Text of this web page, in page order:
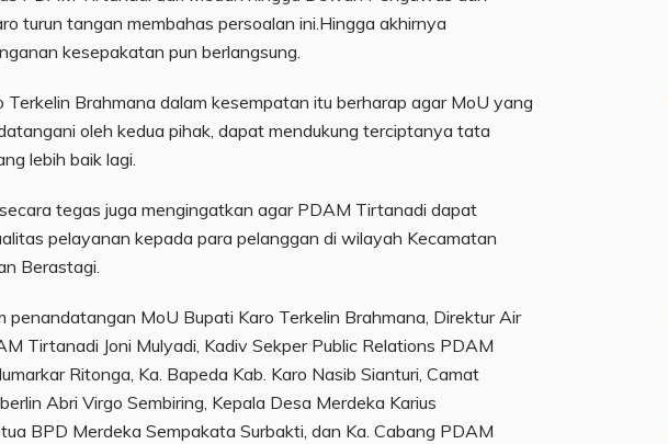
turun tangan membahas persoalan ini.Hingga akhirnya
kesepakatan pun berlangsung.
Terkelin Brahmana dalam kesempatan itu berharap agar MoU yang
oleh kedua pihak, dapat mendukung terciptanya tata
lebih baik lagi.
tegas juga mengingatkan agar PDAM Tirtanadi dapat
pelayanan kepada para pelanggan di wilayah Kecamatan
Berastagi.
penandatangan MoU Bupati Karo Terkelin Brahmana, Direktur Air
Tirtanadi Joni Mulyadi, Kadiv Sekper Public Relations PDAM
Ritonga, Ka. Bapeda Kab. Karo Nasib Sianturi, Camat
Abri Virgo Sembiring, Kepala Desa Merdeka Karius
BPD Merdeka Sempakata Surbakti, dan Ka. Cabang PDAM